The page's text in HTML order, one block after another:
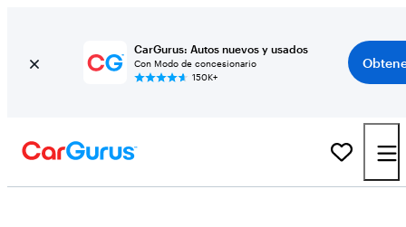
CarGurus: Autos nuevos y usados
Con Modo de concesionario
150K+